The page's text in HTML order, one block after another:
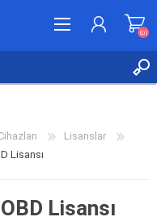
(0)
Lisanslar
Lisansı
Lisansı